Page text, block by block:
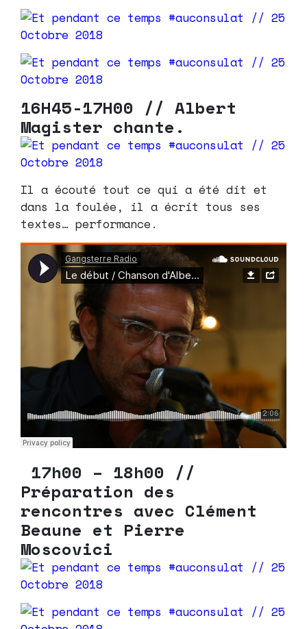
16H45-17H00 // Albert
Magister chante.
Il a écouté tout ce qui a été dit et
dans la foulée, il a écrit tous ses
textes… performance.
17h00 – 18h00 //
Préparation des
rencontres avec Clément
Beaune et Pierre
Moscovici